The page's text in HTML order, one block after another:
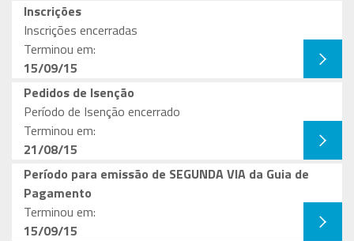
Inscrições
Inscrições encerradas
Terminou em:
15/09/15
Pedidos de Isenção
Período de Isenção encerrado
Terminou em:
21/08/15
Período para emissão de SEGUNDA VIA da Guia de
Pagamento
Terminou em:
15/09/15